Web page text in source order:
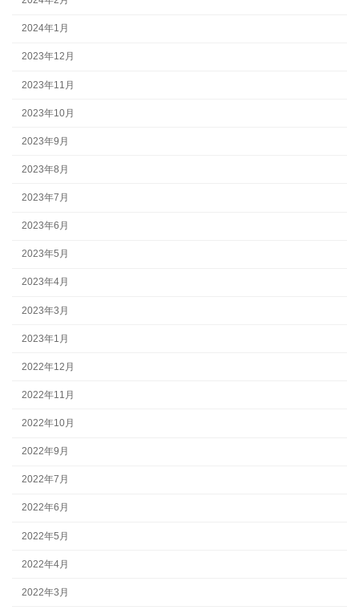
2024年1月
2023年12月
2023年11月
2023年10月
2023年9月
2023年8月
2023年7月
2023年6月
2023年5月
2023年4月
2023年3月
2023年1月
2022年12月
2022年11月
2022年10月
2022年9月
2022年7月
2022年6月
2022年5月
2022年4月
2022年3月